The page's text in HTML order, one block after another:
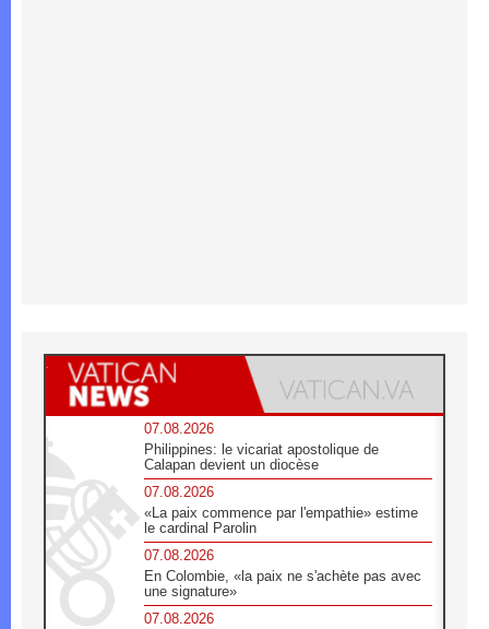
07.08.2026
Philippines: le vicariat apostolique de
Calapan devient un diocèse
07.08.2026
«La paix commence par l'empathie» estime
le cardinal Parolin
07.08.2026
En Colombie, «la paix ne s'achète pas avec
une signature»
07.08.2026